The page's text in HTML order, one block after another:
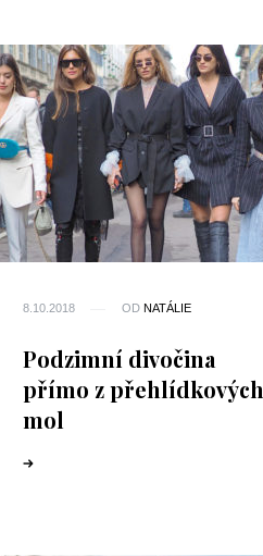
8.10.2018 OD NATÁLIE
Podzimní divočina
přímo z přehlídkových
mol